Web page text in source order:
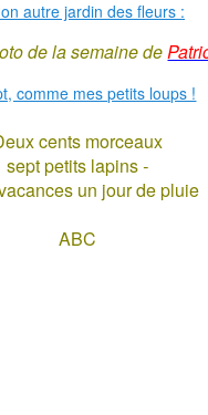
de la semaine de
cents morceaux
sept petits lapins-
un jour de pluie
ABC